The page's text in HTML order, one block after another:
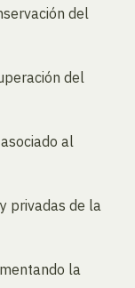
del
del
al
privadas de la
la